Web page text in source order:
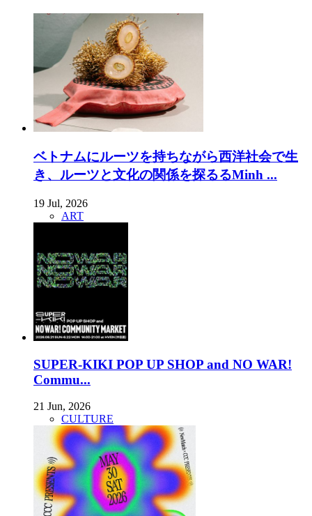
ベトナムにルーツを持ちながら西洋社会で生
き、ルーツと文化の関係を探るるMinh ...
19 Jul, 2026
ART
SUPER-KIKI POP UP SHOP and NO WAR!
Commu...
21 Jun, 2026
CULTURE